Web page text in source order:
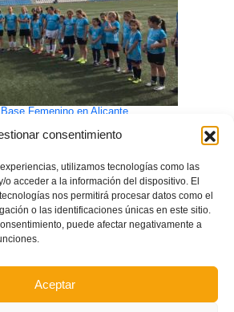
consentimiento
utilizamos tecnologías como las
o acceder a la información del dispositivo. El
nos permitirá procesar datos como el
o las identificaciones únicas en este sitio.
puede afectar negativamente a
Aceptar
Femenino en Alicante